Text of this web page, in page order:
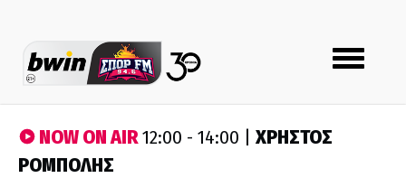
Toggle
navigation
NOW ON AIR12:00 - 14:00 | ΧΡΗΣΤΟΣ
ΡΟΜΠΟΛΗΣ